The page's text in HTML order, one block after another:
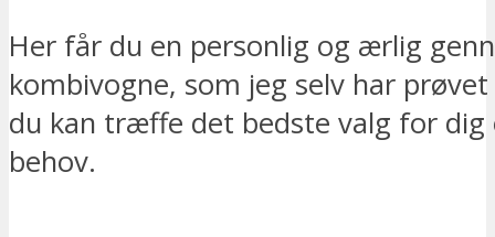
Her får du en personlig og ærlig
kombivogne, som jeg selv har prøvet
du kan træffe det bedste valg for dig
behov.